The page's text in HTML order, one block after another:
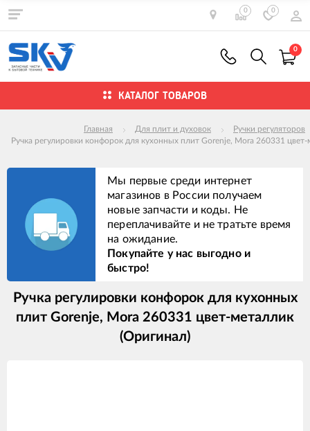
0 0
0
КАТАЛОГ ТОВАРОВ
Главная Для плит и духовок
Ручки регуляторов
Ручка регулировки конфорок для кухонных плит Gorenje, Mora 260331
Мы первые среди интернет
магазинов в России получаем
новые запчасти и коды. Не
переплачивайте и не тратьте время
на ожидание.
Покупайте у нас выгодно и
быстро!
Ручка регулировки конфорок для кухонных
плит Gorenje, Mora 260331 цвет-металлик
(Оригинал)